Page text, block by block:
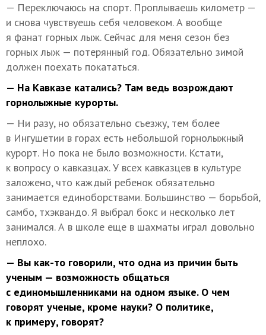
— Переключаюсь на спорт. Проплываешь километр —
и снова чувствуешь себя человеком. А вообще
я фанат горных лыж. Сейчас для меня сезон без
горных лыж — потерянный год. Обязательно зимой
должен поехать покататься.
— На Кавказе катались? Там ведь возрождают
горнолыжные курорты.
— Ни разу, но обязательно съезжу, тем более
в Ингушетии в горах есть небольшой горнолыжный
курорт. Но пока не было возможности. Кстати,
к вопросу о кавказцах. У всех кавказцев в культуре
заложено, что каждый ребенок обязательно
занимается единоборствами. Большинство — борьбой,
самбо, тхэквандо. Я выбрал бокс и несколько лет
занимался. А в школе еще в шахматы играл довольно
неплохо.
— Вы как-то говорили, что одна из причин быть
ученым — возможность общаться
с единомышленниками на одном языке. О чем
говорят ученые, кроме науки? О политике,
к примеру, говорят?